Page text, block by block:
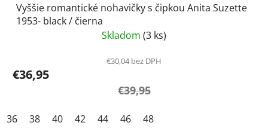
Vyššie romantické nohavičky s čipkou Anita Suzette
1953- black / čierna
Skladom (3 ks)
€30,04 bez DPH
€36,95
€39,95
36 38 40 42 44 46 48